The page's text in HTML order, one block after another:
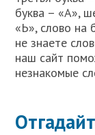
буква – «А»,
«Ь», слово на
не знаете
наш сайт
незнакомые